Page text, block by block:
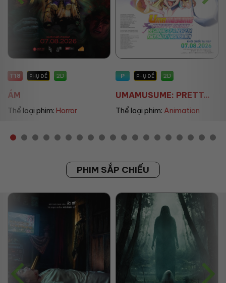
T18 PHỤ ĐỀ 2D
ÁM
Thể loại phim: Horror
P PHỤ ĐỀ 2D
UMAMUSUME: PRETT...
Thể loại phim: Animation
PHIM SẮP CHIẾU